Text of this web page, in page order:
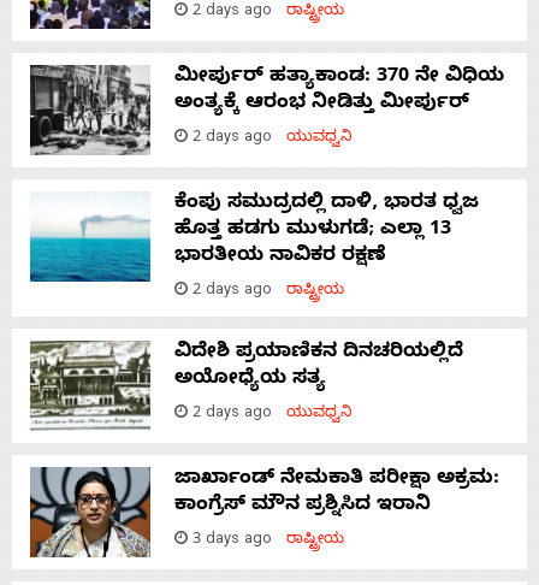
2 days ago ರಾಷ್ಟ್ರೀಯ
ಮೀರ್ಪುರ್ ಹತ್ಯಾಕಾಂಡ: 370 ನೇ ವಿಧಿಯ
ಅಂತ್ಯಕ್ಕೆ ಆರಂಭ ನೀಡಿತ್ತು ಮೀರ್ಪುರ್
2 days ago ಯುವಧ್ವನಿ
ಕೆಂಪು ಸಮುದ್ರದಲ್ಲಿ ದಾಳಿ, ಭಾರತ ಧ್ವಜ
ಹೊತ್ತ ಹಡಗು ಮುಳುಗಡೆ; ಎಲ್ಲಾ 13
ಭಾರತೀಯ ನಾವಿಕರ ರಕ್ಷಣೆ
2 days ago ರಾಷ್ಟ್ರೀಯ
ವಿದೇಶಿ ಪ್ರಯಾಣಿಕನ ದಿನಚರಿಯಲ್ಲಿದೆ
ಅಯೋಧ್ಯೆಯ ಸತ್ಯ
2 days ago ಯುವಧ್ವನಿ
ಜಾರ್ಖಾಂಡ್‌ ನೇಮಕಾತಿ ಪರೀಕ್ಷಾ ಅಕ್ರಮ:
ಕಾಂಗ್ರೆಸ್‌ ಮೌನ ಪ್ರಶ್ನಿಸಿದ ಇರಾನಿ
3 days ago ರಾಷ್ಟ್ರೀಯ